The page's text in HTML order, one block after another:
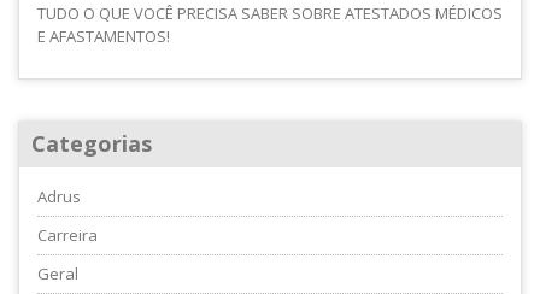
TUDO O QUE VOCÊ PRECISA SABER SOBRE ATESTADOS MÉDICOS
E AFASTAMENTOS!
Categorias
Adrus
Carreira
Geral